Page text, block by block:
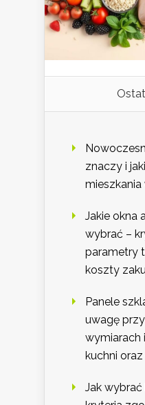
znaczy i
Jakie okna
wybrać –
parametry
koszty
Panele
uwagę
wymiarach
kuchni oraz
Jak wybrać